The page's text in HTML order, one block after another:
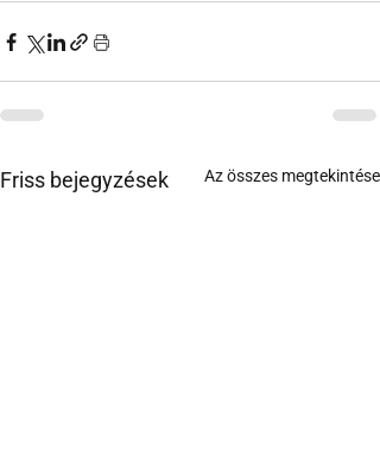
Friss bejegyzések Az összes megtekintése